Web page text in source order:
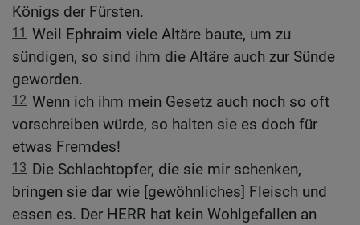
Königs der Fürsten.
11 Weil Ephraim viele Altäre baute, um zu
sündigen, so sind ihm die Altäre auch zur Sünde
geworden.
12 Wenn ich ihm mein Gesetz auch noch so oft
vorschreiben würde, so halten sie es doch für
etwas Fremdes!
13 Die Schlachtopfer, die sie mir schenken,
bringen sie dar wie [gewöhnliches] Fleisch und
essen es. Der HERR hat kein Wohlgefallen an